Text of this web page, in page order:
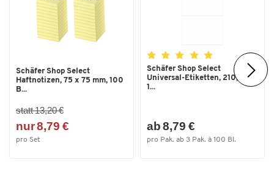
Schäfer Shop Select
Haftnotizen, 75 x 75 mm, 100
B...
statt 13,20 €
nur 8,79 €
pro Set
Schäfer Shop Select
Universal-Etiketten, 210,0 x
1...
ab 8,79 €
pro Pak. ab 3 Pak. à 100 Bl.